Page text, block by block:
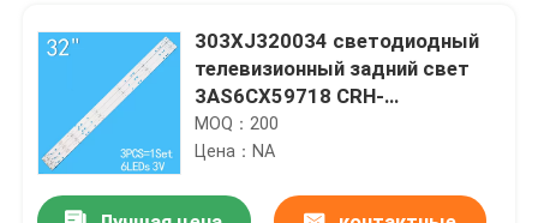
303XJ320034 светодиодный
телевизионный задний свет
3AS6CX59718 CRH-
K323535T03064CA-Rev1.1
XJ320M06 LED32C8
MOQ：200
Цена：NA